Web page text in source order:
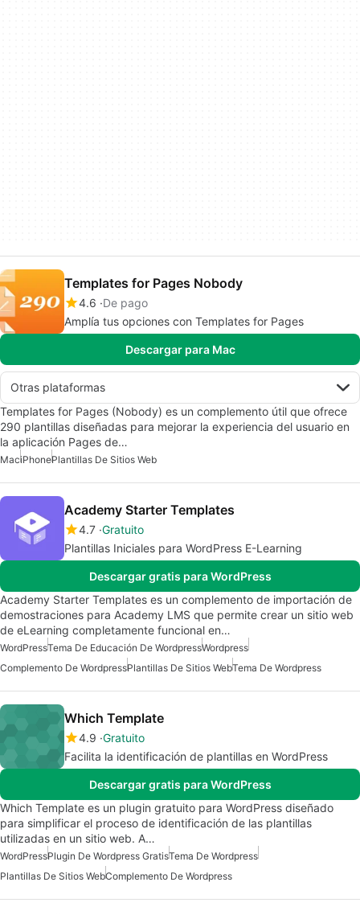
Templates for Pages Nobody
4.6 De pago
Amplía tus opciones con Templates for Pages
Descargar para Mac
Otras plataformas
Templates for Pages (Nobody) es un complemento útil que ofrece
290 plantillas diseñadas para mejorar la experiencia del usuario en
la aplicación Pages de…
MaciPhonePlantillas De Sitios Web
Academy Starter Templates
4.7 Gratuito
Plantillas Iniciales para WordPress E-Learning
Descargar gratis para WordPress
Academy Starter Templates es un complemento de importación de
demostraciones para Academy LMS que permite crear un sitio web
de eLearning completamente funcional en…
WordPressTema De Educación De WordpressWordpress
Complemento De WordpressPlantillas De Sitios WebTema De Wordpress
Which Template
4.9 Gratuito
Facilita la identificación de plantillas en WordPress
Descargar gratis para WordPress
Which Template es un plugin gratuito para WordPress diseñado
para simplificar el proceso de identificación de las plantillas
utilizadas en un sitio web. A…
WordPressPlugin De Wordpress GratisTema De Wordpress
Plantillas De Sitios WebComplemento De Wordpress